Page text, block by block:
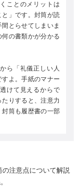
ことのメリットは
と」です。封筒が読
とらせてしまいま
の書類かが分かる
ら「礼儀正しい人
よ。手紙のマナー
けて見えるからで
りすると、注意力
筒も履歴書の一部
注意点について解説